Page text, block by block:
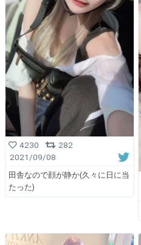
4230
282
2021/09/08
田舎なので顔が静か(久々に日に当
たった)